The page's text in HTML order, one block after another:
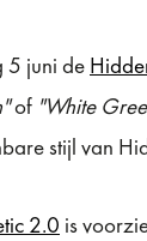
5 juni de
of "White
stijl van
2.0 is